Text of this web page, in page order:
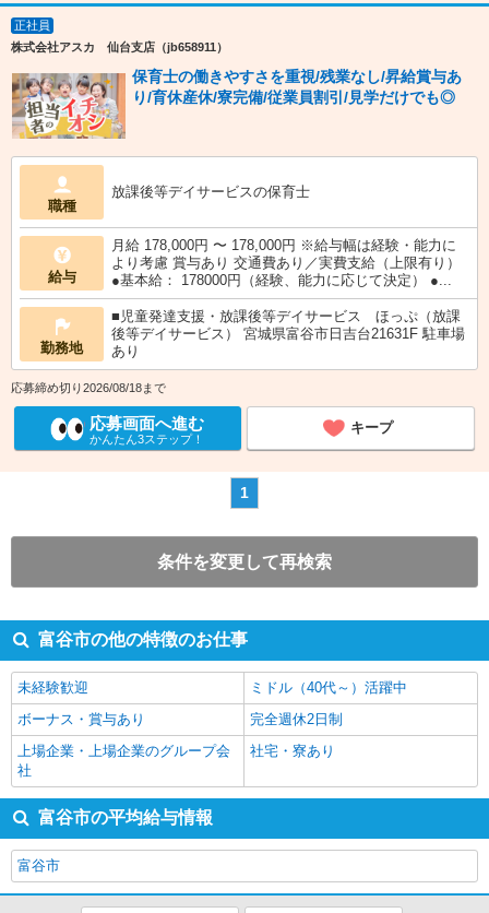
正社員
株式会社アスカ 仙台支店（jb658911）
保育士の働きやすさを重視/残業なし/昇給賞与あ
り/育休産休/寮完備/従業員割引/見学だけでも◎
職種
放課後等デイサービスの保育士
給与
月給 178,000円 〜 178,000円 ※給与幅は経験・能力に
より考慮 賞与あり 交通費あり／実費支給（上限有り）
●基本給： 178000円（経験、能力に応じて決定） ●...
勤務地
■児童発達支援・放課後等デイサービス ほっぷ（放課
後等デイサービス） 宮城県富谷市日吉台21631F 駐車場
あり
応募締め切り2026/08/18まで
応募画面へ進む
かんたん3ステップ！
キープ
1
条件を変更して再検索
富谷市の他の特徴のお仕事
未経験歓迎
ミドル（40代～）活躍中
ボーナス・賞与あり
完全週休2日制
上場企業・上場企業のグループ会
社
社宅・寮あり
富谷市の平均給与情報
富谷市